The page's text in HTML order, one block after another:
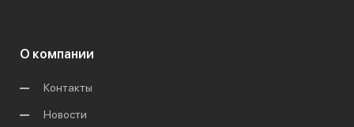
О компании
Контакты
Новости